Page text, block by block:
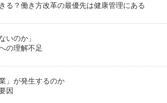
る？働き方改革の最優先は健康管理にある
いのか」
の理解不足
」が発生するのか
因